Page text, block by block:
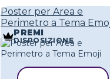
Poster per Area e
Perimetro a Tema
PREMI
DISPOSIZIONE